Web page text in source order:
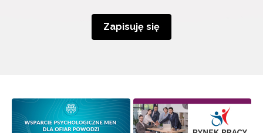
Zapisuję się